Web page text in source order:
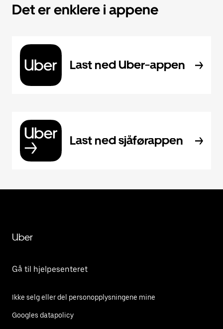
Det er enklere i appene
Last ned Uber-appen
Last ned sjåførappen
Uber
Gå til hjelpesenteret
Ikke selg eller del personopplysningene mine
Googles datapolicy